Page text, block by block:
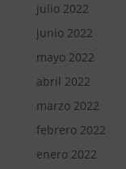
julio 2022
junio 2022
mayo 2022
abril 2022
marzo 2022
febrero 2022
enero 2022